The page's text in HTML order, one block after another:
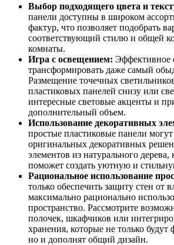
Выбор подходящего цвета и
панели доступны в широком
фактур, что позволяет подобрать
соответствующий стилю и общей
комнаты.
Игра с освещением: Эффективное
трансформировать даже самый
Размещение точечных
пластиковых панелей снизу или
интересные световые акценты и
дополнительный объем.
Использование декоративных
простые пластиковые панели могут
оригинальных декоративных
элементов из натурального
поможет создать уютную и
Рациональное использование
только обеспечить защиту стен от
максимально рационально
пространство. Рассмотрите
полочек, шкафчиков или
хранения, которые не только
но и дополнят общий дизайн.